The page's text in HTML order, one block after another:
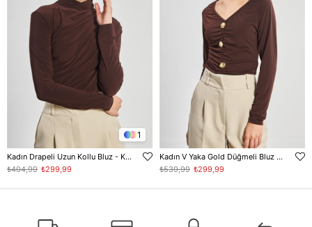
1
Kadın Drapeli Uzun Kollu Bluz - Kahve
₺299,99
₺404,99
Kadın V Yaka Gold Düğmeli Bluz - Kahve
₺299,99
₺539,99